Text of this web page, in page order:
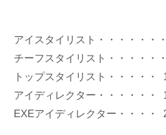
アイスタイリスト・・・・・・
チーフスタイリスト・・・・・
トップスタイリスト・・・・・
アイディレクター・・・・・・
EXEアイディレクター・・・・